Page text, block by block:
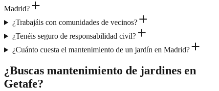
Madrid?
¿Trabajáis con comunidades de vecinos?
¿Tenéis seguro de responsabilidad civil?
¿Cuánto cuesta el mantenimiento de un jardín en Madrid?
¿Buscas mantenimiento de jardines en
Getafe?